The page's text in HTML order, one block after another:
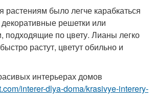
было легче карабкаться
решетки или
подходящие по цвету. Лианы легко
растут, цветут обильно и
интерьерах домов
interer-dlya-doma/krasivye-interery-